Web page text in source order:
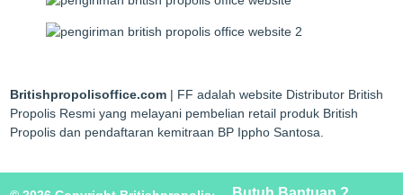
Britishpropolisoffice.com | FF adalah website Distributor British
Propolis Resmi yang melayani pembelian retail produk British
Propolis dan pendaftaran kemitraan BP Ippho Santosa.